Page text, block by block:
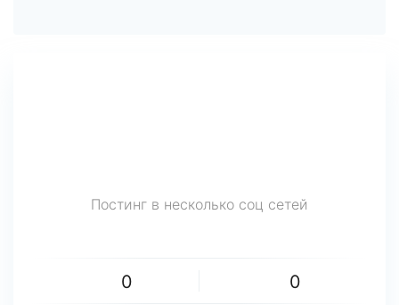
Постинг в несколько соц сетей
0 0